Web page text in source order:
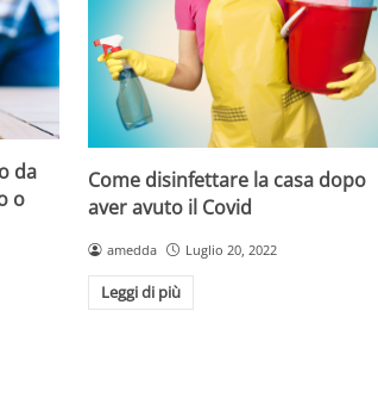
da
o
Come disinfettare la casa dopo
aver avuto il Covid
amedda Luglio 20, 2022
Leggi di più